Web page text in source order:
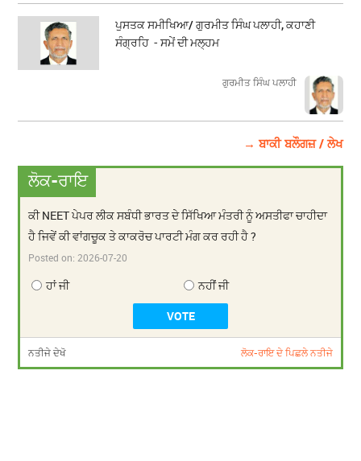
ਪੁਸਤਕ ਸਮੀਖਿਆ/ ਗੁਰਮੀਤ ਸਿੰਘ ਪਲਾਹੀ, ਕਹਾਣੀ
ਸੰਗ੍ਰਹਿ - ਸਮੇਂ ਦੀ ਮਲ੍ਹਮ
ਗੁਰਮੀਤ ਸਿੰਘ ਪਲਾਹੀ
→ ਬਾਕੀ ਬਲੌਗਜ਼ / ਲੇਖ
ਲੋਕ-ਰਾਇ
ਕੀ NEET ਪੇਪਰ ਲੀਕ ਸਬੰਧੀ ਭਾਰਤ ਦੇ ਸਿੱਖਿਆ ਮੰਤਰੀ ਨੂੰ ਅਸਤੀਫਾ ਚਾਹੀਦਾ
ਹੈ ਜਿਵੇਂ ਕੀ ਵਾਂਗਚੂਕ ਤੇ ਕਾਕਰੋਚ ਪਾਰਟੀ ਮੰਗ ਕਰ ਰਹੀ ਹੈ ?
Posted on:2026-07-20
ਹਾਂ ਜੀ ਨਹੀਂ ਜੀ
ਨਤੀਜੇ ਦੇਖੋ ਲੋਕ-ਰਾਇ ਦੇ ਪਿਛਲੇ ਨਤੀਜੇ